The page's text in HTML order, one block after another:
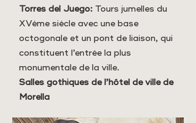
Torres del Juego: Tours jumelles du
XVème siècle avec une base
octogonale et un pont de liaison, qui
constituent l’entrée la plus
monumentale de la ville.
Salles gothiques de l’hôtel de ville de
Morella